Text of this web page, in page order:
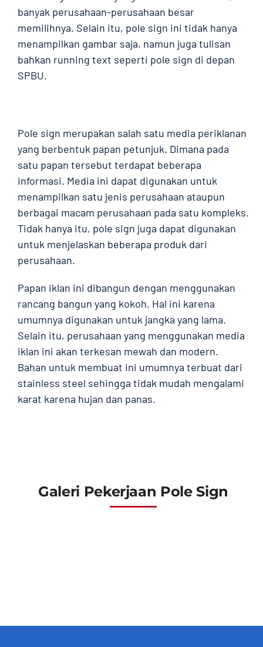
Pole sign merupakan salah satu media periklanan
yang berbentuk papan petunjuk. Dimana pada
satu papan tersebut terdapat beberapa
informasi. Media ini dapat digunakan untuk
menampilkan satu jenis perusahaan ataupun
berbagai macam perusahaan pada satu kompleks.
Tidak hanya itu, pole sign juga dapat digunakan
untuk menjelaskan beberapa produk dari
perusahaan.
Papan iklan ini dibangun dengan menggunakan
rancang bangun yang kokoh. Hal ini karena
umumnya digunakan untuk jangka yang lama.
Selain itu, perusahaan yang menggunakan media
iklan ini akan terkesan mewah dan modern.
Bahan untuk membuat ini umumnya terbuat dari
stainless steel sehingga tidak mudah mengalami
karat karena hujan dan panas.
banyak perusahaan-perusahaan besar
memilihnya. Selain itu, pole sign ini tidak hanya
menampilkan gambar saja, namun juga tulisan
bahkan running text seperti pole sign di depan
SPBU.
Galeri Pekerjaan Pole Sign